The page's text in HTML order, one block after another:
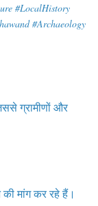
#LocalHistory
#Archaeology
ग्रामीणों और
की मांग कर रहे हैं।